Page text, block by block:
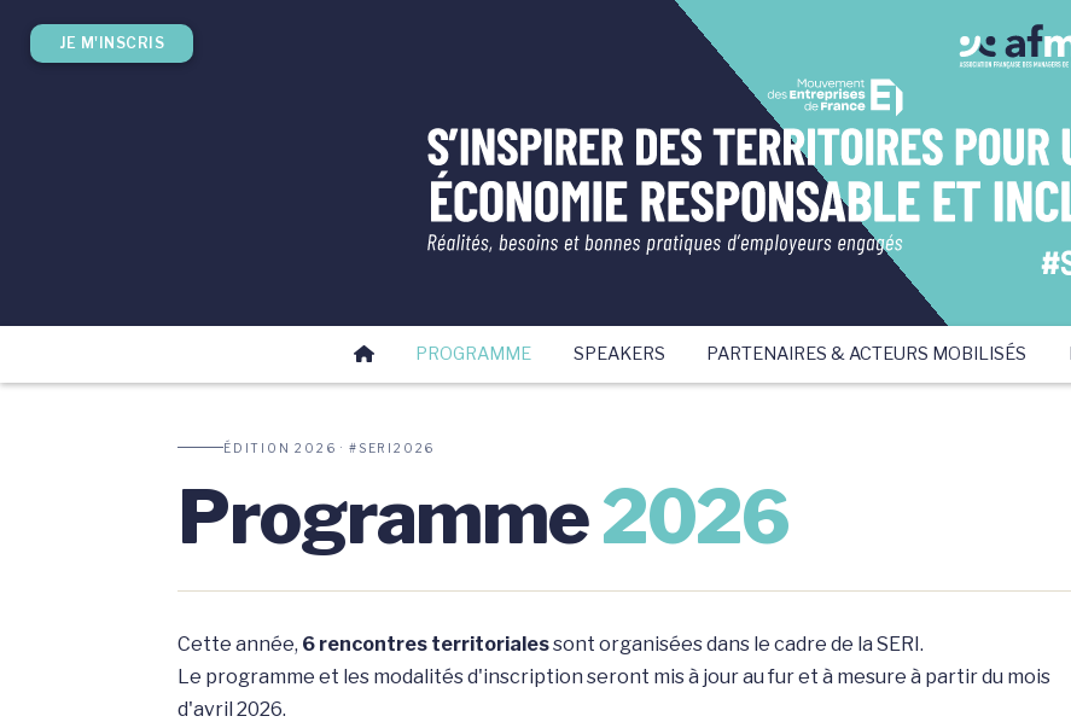
JE M'INSCRIS
PROGRAMME SPEAKERS PARTENAIRES & ACTEURS MOBILISÉS
ÉDITION 2026 · #SERI2026
Programme2026
Cette année, 6 rencontres territorialessont organisées dans le cadre de la SERI.
Le programme et les modalités d'inscription seront mis à jour au fur et à mesure à partir du mois
d'avril 2026.